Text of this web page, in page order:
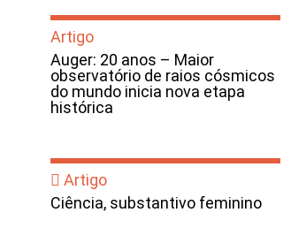
Artigo
Auger: 20 anos – Maior
observatório de raios cósmicos
do mundo inicia nova etapa
histórica
Artigo
Ciência, substantivo feminino